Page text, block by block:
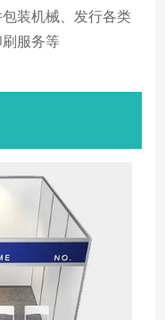
装机械、发行各类
服务等